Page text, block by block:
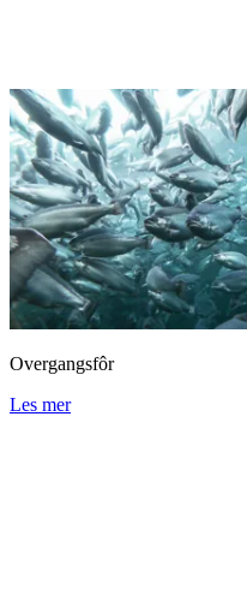
Overgangsfôr
Les mer